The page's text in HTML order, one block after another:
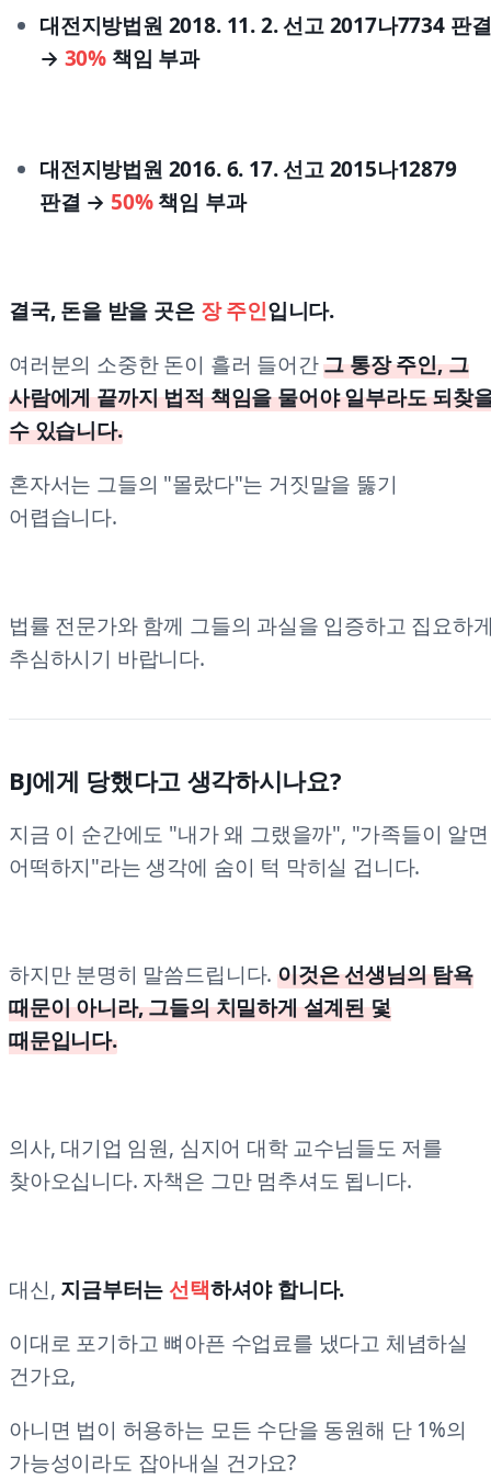
대전지방법원 2018. 11. 2. 선고 2017나7734 판결
→ 30%책임 부과
대전지방법원 2016. 6. 17. 선고 2015나12879
판결 → 50%책임 부과
결국, 돈을 받을 곳은장 주인입니다.
여러분의 소중한 돈이 흘러 들어간그 통장 주인, 그
사람에게 끝까지 법적 책임을 물어야 일부라도 되찾
수 있습니다.
혼자서는 그들의 "몰랐다"는 거짓말을 뚫기
어렵습니다.
법률 전문가와 함께 그들의 과실을 입증하고 집요하
추심하시기 바랍니다.
BJ에게 당했다고 생각하시나요?
지금 이 순간에도 "내가 왜 그랬을까", "가족들이 알면
어떡하지"라는 생각에 숨이 턱 막히실 겁니다.
하지만 분명히 말씀드립니다. 이것은 선생님의 탐욕
때문이 아니라, 그들의 치밀하게 설계된 덫
때문입니다.
의사, 대기업 임원, 심지어 대학 교수님들도 저를
찾아오십니다. 자책은 그만 멈추셔도 됩니다.
대신, 지금부터는선택하셔야 합니다.
이대로 포기하고 뼈아픈 수업료를 냈다고 체념하실
건가요,
아니면 법이 허용하는 모든 수단을 동원해 단 1%의
가능성이라도 잡아내실 건가요?